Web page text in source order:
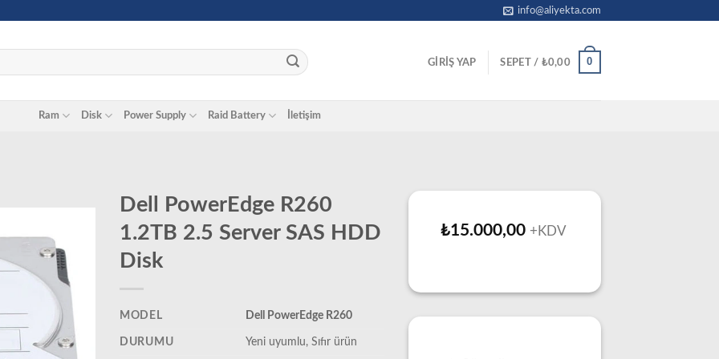
info@aliyekta.com
GIRIŞ YAP SEPET / ₺0,00 0
Ram Disk Power Supply Raid Battery İletişim
Dell PowerEdge R260
1.2TB 2.5 Server SAS HDD
Disk
MODEL Dell PowerEdge R260
DURUMU ‎Yeni uyumlu, Sıfır ürün
₺15.000,00 +KDV